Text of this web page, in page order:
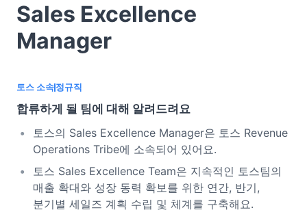
Sales Excellence
Manager
토스 소속정규직
합류하게 될 팀에 대해 알려드려요
토스의 Sales Excellence Manager은 토스 Revenue
Operations Tribe에 소속되어 있어요.
토스 Sales Excellence Team은 지속적인 토스팀의
매출 확대와 성장 동력 확보를 위한 연간, 반기,
분기별 세일즈 계획 수립 및 체계를 구축해요.